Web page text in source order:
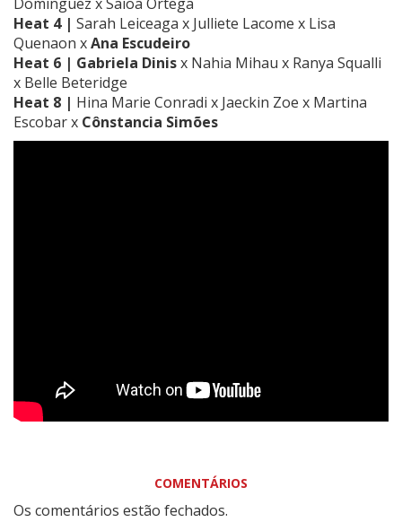
Heat 4 | Sarah Leiceaga x Julliete Lacome x Lisa
Quenaon xAna Escudeiro
Heat 6 | Gabriela Dinisx Nahia Mihau x Ranya Squalli
x Belle Beteridge
Heat 8 | Hina Marie Conradi x Jaeckin Zoe x Martina
Escobar x Cônstancia Simões
COMENTÁRIOS
Os comentários estão fechados.